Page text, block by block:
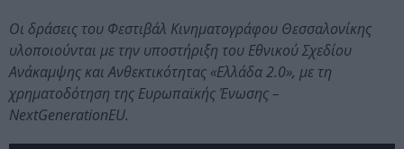
Οι δράσεις του Φεστιβάλ Κινηματογράφου Θεσσαλονίκης
υλοποιούνται με την υποστήριξη του Εθνικού Σχεδίου
Ανάκαμψης και Ανθεκτικότητας «Ελλάδα 2.0», με τη
χρηματοδότηση της Ευρωπαϊκής Ένωσης –
NextGenerationEU.